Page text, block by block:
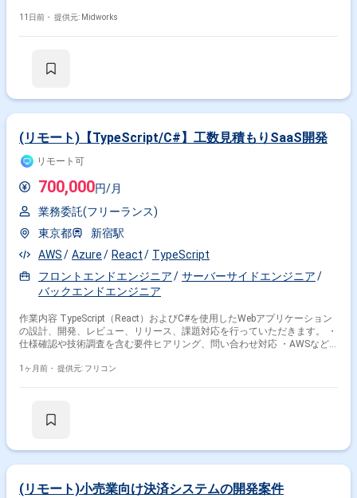
な開発環境となります。 Docker、GitHub、BigQuery、PostgreSQLなどを
構築およびPoC実装 ・LLMや各種SaaSとの連携機能開発 ・クラウド環境
11日前・ 提供元: Midworks
(リモート)【TypeScript/C#】工数見積もりSaaS開発
リモート可
700,000円/月
業務委託(フリーランス)
東京都
新宿駅
AWS
Azure React
TypeScript
フロントエンドエンジニア
サーバーサイドエンジニア
バックエンドエンジニア
作業内容 TypeScript（React）およびC#を使用したWebアプリケーション
の設計、開発、レビュー、リリース、課題対応を行っていただきます。 ・
仕様確認や技術調査を含む要件ヒアリング、問い合わせ対応 ・AWSなど
課題の発見、解決策の提案、実行
1ヶ月前・ 提供元: フリコン
(リモート)小売業向け決済システムの開発案件